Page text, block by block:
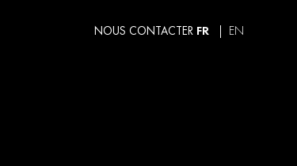
NOUS CONTACTER FR EN